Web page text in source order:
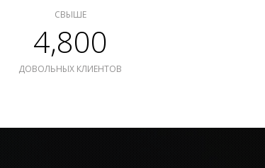
СВЫШЕ
4,800
ДОВОЛЬНЫХ КЛИЕНТОВ